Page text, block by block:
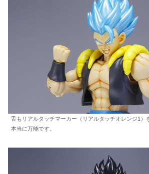
舌もリアルタッチマーカー（リアルタッチオレンジ1）
本当に万能です。